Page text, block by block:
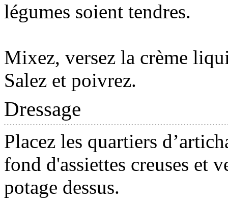
légumes soient tendres.
Mixez, versez la crème
Salez et poivrez.
Dressage
Placez les quartiers
fond d'assiettes creuses et
potage dessus.